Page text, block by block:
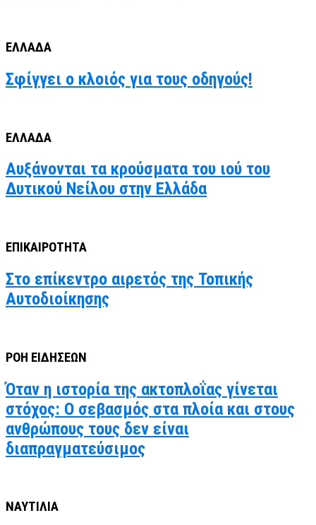
ΕΛΛΑΔΑ
Σφίγγει ο κλοιός για τους οδηγούς!
ΕΛΛΑΔΑ
Αυξάνονται τα κρούσματα του ιού του
Δυτικού Νείλου στην Ελλάδα
ΕΠΙΚΑΙΡΟΤΗΤΑ
Στο επίκεντρο αιρετός της Τοπικής
Αυτοδιοίκησης
ΡΟΗ ΕΙΔΗΣΕΩΝ
Όταν η ιστορία της ακτοπλοΐας γίνεται
στόχος: Ο σεβασμός στα πλοία και στους
ανθρώπους τους δεν είναι
διαπραγματεύσιμος
ΝΑΥΤΙΛΙΑ